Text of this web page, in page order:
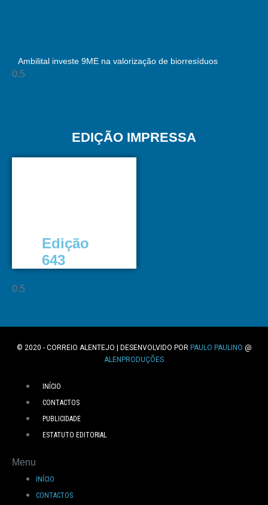
Ambilital investe 9ME na valorização de biorresíduos
EDIÇÃO IMPRESSA
Edição
643
© 2020 - CORREIO ALENTEJO | DESENVOLVIDO POR PAULO PAULINO @
ALENPRODUÇÕES
INÍCIO
CONTACTOS
PUBLICIDADE
ESTATUTO EDITORIAL
Menu
INÍCIO
CONTACTOS